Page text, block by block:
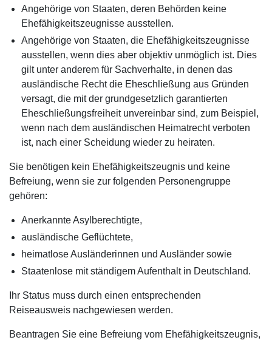
Angehörige von Staaten, deren Behörden keine
Ehefähigkeitszeugnisse ausstellen.
Angehörige von Staaten, die Ehefähigkeitszeugnisse
ausstellen, wenn dies aber objektiv unmöglich ist. Dies
gilt unter anderem für Sachverhalte, in denen das
ausländische Recht die Eheschließung aus Gründen
versagt, die mit der grundgesetzlich garantierten
Eheschließungsfreiheit unvereinbar sind, zum Beispiel,
wenn nach dem ausländischen Heimatrecht verboten
ist, nach einer Scheidung wieder zu heiraten.
Sie benötigen kein Ehefähigkeitszeugnis und keine
Befreiung, wenn sie zur folgenden Personengruppe
gehören:
Anerkannte Asylberechtigte,
ausländische Geflüchtete,
heimatlose Ausländerinnen und Ausländer sowie
Staatenlose mit ständigem Aufenthalt in Deutschland.
Ihr Status muss durch einen entsprechenden
Reiseausweis nachgewiesen werden.
Beantragen Sie eine Befreiung vom Ehefähigkeitszeugnis,